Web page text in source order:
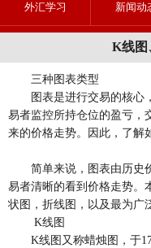
外汇学习 新闻动
K线图
三种图表类型
图表是进行交易的核心，
易者监控所持仓位的盈亏，
来的价格走势。因此，了解
简单来说，图表由历史价
易者清晰的看到价格走势。
状图，折线图，以及最为广
K线图
K线图又称蜡烛图，于17